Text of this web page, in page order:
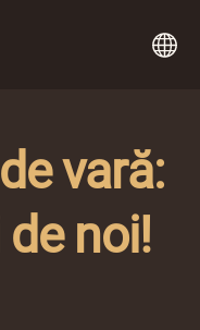
vară:
noi!